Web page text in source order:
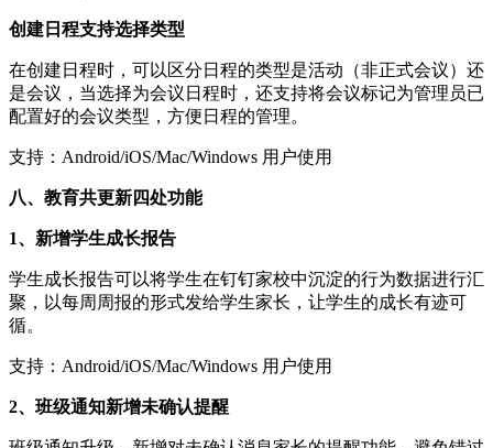
创建日程支持选择类型
在创建日程时，可以区分日程的类型是活动（非正式会议）还
是会议，当选择为会议日程时，还支持将会议标记为管理员已
配置好的会议类型，方便日程的管理。
支持：Android/iOS/Mac/Windows 用户使用
八、教育共更新四处功能
1、新增学生成长报告
学生成长报告可以将学生在钉钉家校中沉淀的行为数据进行汇
聚，以每周周报的形式发给学生家长，让学生的成长有迹可
循。
支持：Android/iOS/Mac/Windows 用户使用
2、班级通知新增未确认提醒